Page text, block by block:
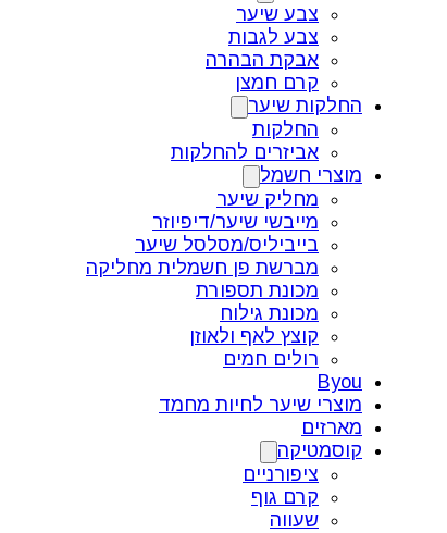
צבע שיער
צבע לגבות
אבקת הבהרה
קרם חמצן
החלקות שיער
החלקות
אביזרים להחלקות
מוצרי חשמל
מחליק שיער
מייבשי שיער/דיפיוזר
בייביליס/מסלסל שיער
מברשת פן חשמלית מחליקה
מכונת תספורת
מכונת גילוח
קוצץ לאף ולאוזן
רולים חמים
Byou
מוצרי שיער לחיות מחמד
מארזים
קוסמטיקה
ציפורניים
קרם גוף
שעווה